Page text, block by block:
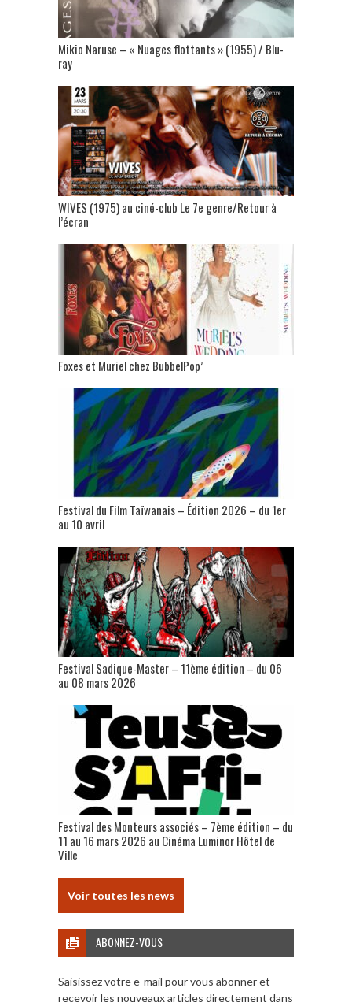
Mikio Naruse – « Nuages flottants » (1955) / Blu-
ray
WIVES (1975) au ciné-club Le 7e genre/Retour à
l’écran
Foxes et Muriel chez BubbelPop’
Festival du Film Taïwanais – Édition 2026 – du 1er
au 10 avril
Festival Sadique-Master – 11ème édition – du 06
au 08 mars 2026
Festival des Monteurs associés – 7ème édition – du
11 au 16 mars 2026 au Cinéma Luminor Hôtel de
Ville
Voir toutes les news
ABONNEZ-VOUS
Saisissez votre e-mail pour vous abonner et
recevoir les nouveaux articles directement dans